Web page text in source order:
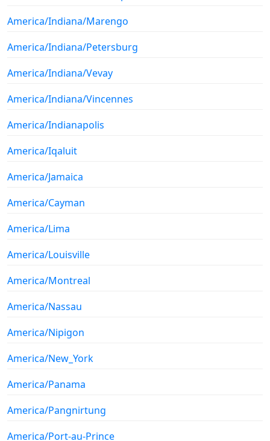
America/Indiana/Marengo
America/Indiana/Petersburg
America/Indiana/Vevay
America/Indiana/Vincennes
America/Indianapolis
America/Iqaluit
America/Jamaica
America/Cayman
America/Lima
America/Louisville
America/Montreal
America/Nassau
America/Nipigon
America/New_York
America/Panama
America/Pangnirtung
America/Port-au-Prince